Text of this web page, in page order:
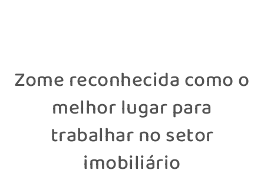
Zome reconhecida como o
melhor lugar para
trabalhar no setor
imobiliário